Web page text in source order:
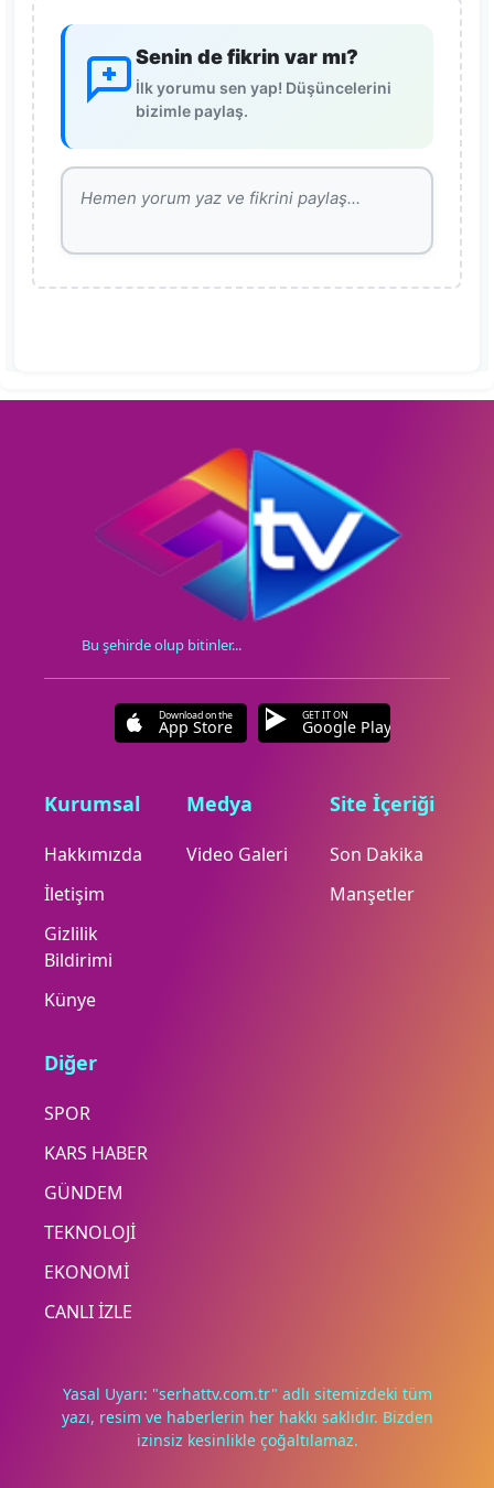
Senin de fikrin var mı?
İlk yorumu sen yap! Düşüncelerini
bizimle paylaş.
Bu şehirde olup bitinler...
Download on the
App Store
GET IT ON
Google Play
Kurumsal
Hakkımızda
İletişim
Gizlilik
Bildirimi
Künye
Medya
Video Galeri
Site İçeriği
Son Dakika
Manşetler
Diğer
SPOR
KARS HABER
GÜNDEM
TEKNOLOJİ
EKONOMİ
CANLI İZLE
Yasal Uyarı: "serhattv.com.tr" adlı sitemizdeki tüm
yazı, resim ve haberlerin her hakkı saklıdır. Bizden
izinsiz kesinlikle çoğaltılamaz.